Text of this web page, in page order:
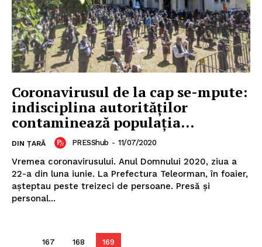
Coronavirusul de la cap se-mpute:
indisciplina autorităților
contaminează populația…
DIN ȚARĂ PRESShub - 11/07/2020
Vremea coronavirusului. Anul Domnului 2020, ziua a
22-a din luna iunie. La Prefectura Teleorman, în foaier,
așteptau peste treizeci de persoane. Presă și
personal...
167 168 169